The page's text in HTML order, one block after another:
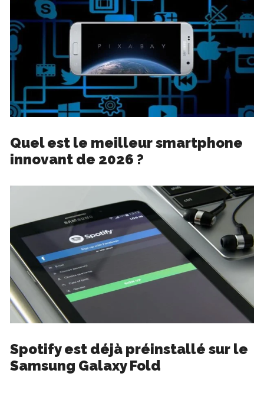
Quel est le meilleur smartphone
innovant de 2026 ?
Spotify est déjà préinstallé sur le
Samsung Galaxy Fold